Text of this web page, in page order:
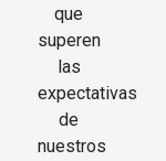
que
superen
las
expectativas
de
nuestros